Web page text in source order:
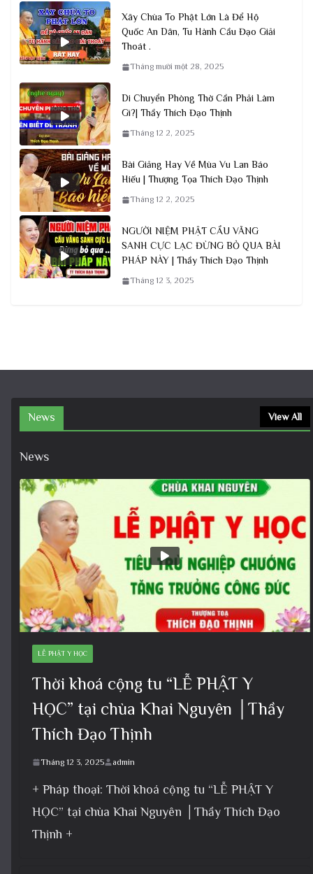
Xây Chùa To Phật Lớn Là Để Hộ
Quốc An Dân, Tu Hành Cầu Đạo Giải
Thoát .
Tháng mười một 28, 2025
Di Chuyển Phòng Thờ Cần Phải Làm
Gì?| Thầy Thích Đạo Thịnh
Tháng 12 2, 2025
Bài Giảng Hay Về Mùa Vu Lan Báo
Hiếu | Thượng Tọa Thích Đạo Thịnh
Tháng 12 2, 2025
NGƯỜI NIỆM PHẬT CẦU VÃNG
SANH CỰC LẠC ĐỪNG BỎ QUA BÀI
PHÁP NÀY | Thầy Thích Đạo Thịnh
Tháng 12 3, 2025
News View All
News
LỄ PHẬT Y HỌC
Thời khoá cộng tu “LỄ PHẬT Y
HỌC” tại chùa Khai Nguyên │Thầy
Thích Đạo Thịnh
Tháng 12 3, 2025 admin
+ Pháp thoại: Thời khoá cộng tu “LỄ PHẬT Y
HỌC” tại chùa Khai Nguyên │Thầy Thích Đạo
Thịnh +